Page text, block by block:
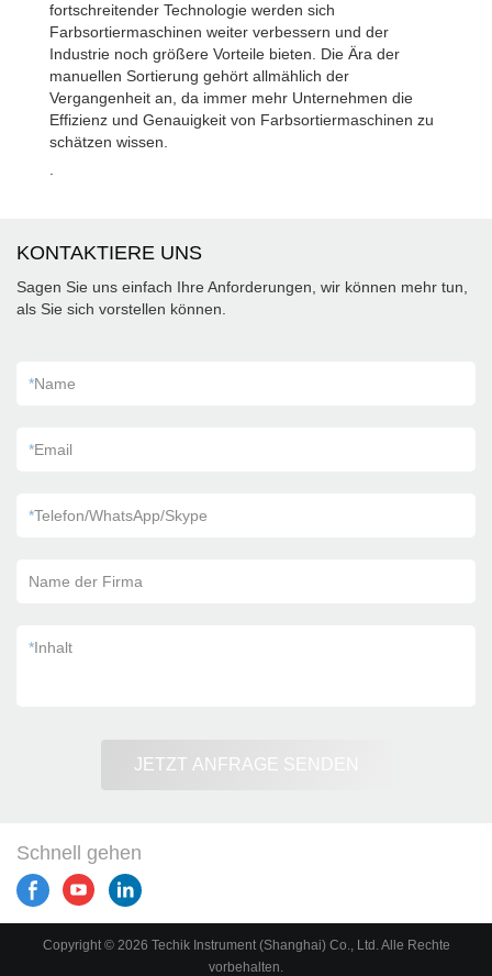
fortschreitender Technologie werden sich
Farbsortiermaschinen weiter verbessern und der
Industrie noch größere Vorteile bieten. Die Ära der
manuellen Sortierung gehört allmählich der
Vergangenheit an, da immer mehr Unternehmen die
Effizienz und Genauigkeit von Farbsortiermaschinen zu
schätzen wissen.
KONTAKTIERE UNS
Sagen Sie uns einfach Ihre Anforderungen, wir können mehr tun,
als Sie sich vorstellen können.
*Name
*Email
*Telefon/WhatsApp/Skype
Name der Firma
*Inhalt
JETZT ANFRAGE SENDEN
Schnell gehen
Copyright © 2026 Techik Instrument (Shanghai) Co., Ltd. Alle Rechte
vorbehalten.